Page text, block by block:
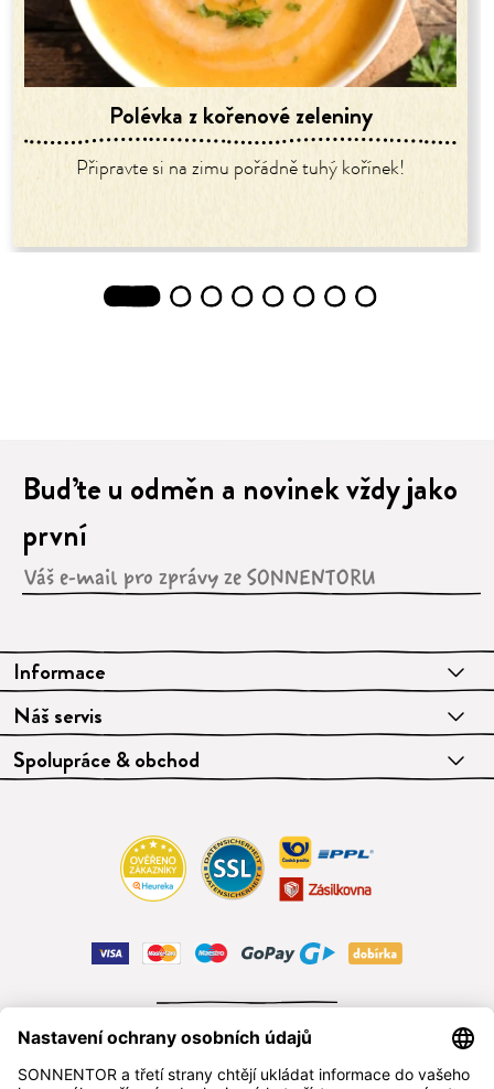
Polévka z kořenové zeleniny
Připravte si na zimu pořádně tuhý kořínek!
2 3 4 5 6 7 8
Informace
Náš servis
Spolupráce & obchod
Buďte u odměn a novinek vždy jako
první
čeština